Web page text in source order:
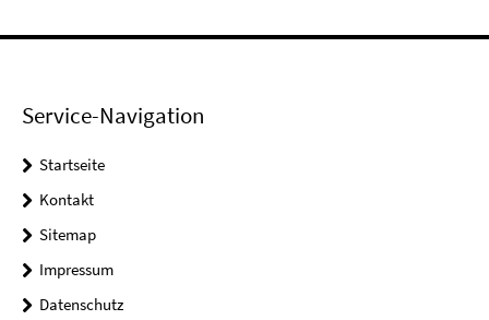
Service-Navigation
Startseite
Kontakt
Sitemap
Impressum
Datenschutz